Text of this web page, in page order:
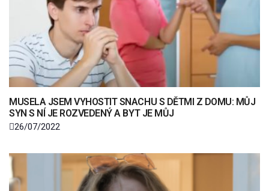
MUSELA JSEM VYHOSTIT SNACHU S DĚTMI Z DOMU: MŮJ
SYN S NÍ JE ROZVEDENÝ A BYT JE MŮJ
26/07/2022